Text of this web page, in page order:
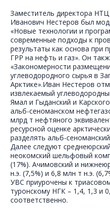
Заместитель директора
Иванович Нестеров был
«Новые технологии и
современные подходы к
результаты как основа при
ГРР на нефть и газ». Он
«Закономерности
углеводородного сырья в
Арктике».Иван Нестеров
извлекаемый
Ямал и Гыданский и
альб-сеноманском
млрд т нефтяного
ресурсной оценке
разделять альб-
Далее следуют
неокомский шельфовый
(17%). Ачимовский и
н.э. (7,5%) и 6,8 млн т н.э.
УВС приурочены к
туронскому НГК – 1,4, 1,3 и
соответственно.